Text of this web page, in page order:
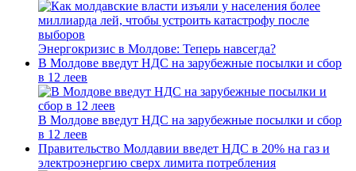
Энергокризис в Молдове: Теперь навсегда?
В Молдове введут НДС на зарубежные посылки и сбор
в 12 леев
В Молдове введут НДС на зарубежные посылки и сбор
в 12 леев
Правительство Молдавии введет НДС в 20% на газ и
электроэнергию сверх лимита потребления